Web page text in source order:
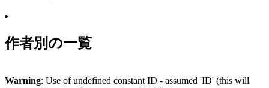
作者別の一覧
Warning: Use of undefined constant ID - assumed 'ID' (this will